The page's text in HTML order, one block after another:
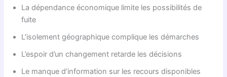
La dépendance économique limite les possibilités de
fuite
L’isolement géographique complique les démarches
L’espoir d’un changement retarde les décisions
Le manque d’information sur les recours disponibles